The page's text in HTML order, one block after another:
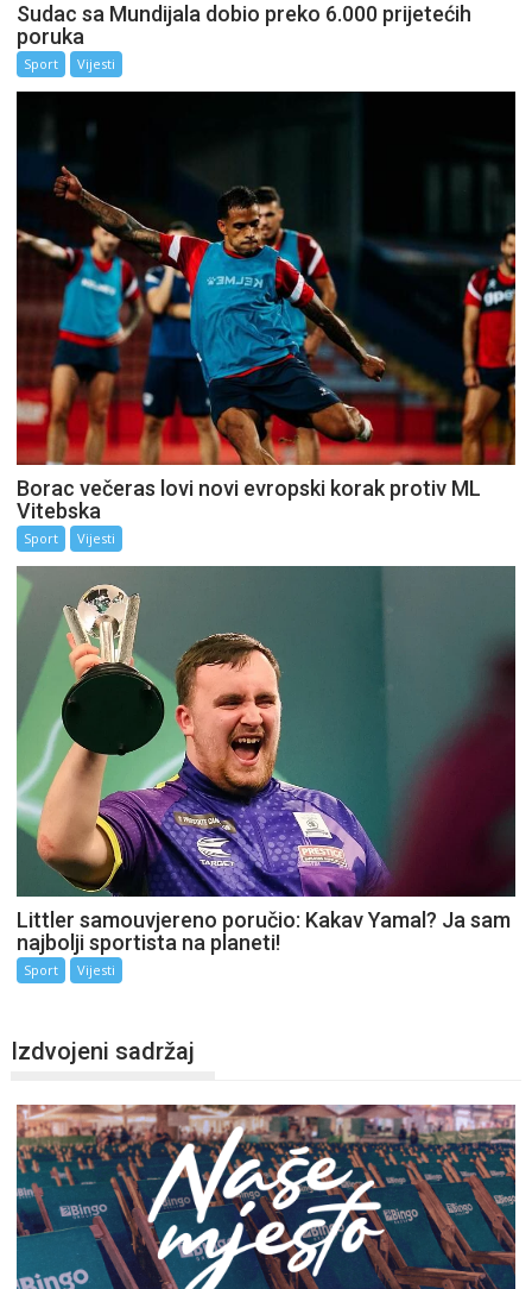
Sudac sa Mundijala dobio preko 6.000 prijetećih
poruka
Sport Vijesti
Borac večeras lovi novi evropski korak protiv ML
Vitebska
Sport Vijesti
Littler samouvjereno poručio: Kakav Yamal? Ja sam
najbolji sportista na planeti!
Sport Vijesti
Izdvojeni sadržaj